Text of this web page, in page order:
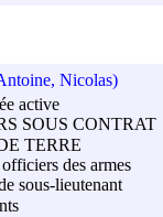
Nicolas)
active
SOUS CONTRAT
TERRE
des armes
sous-lieutenant